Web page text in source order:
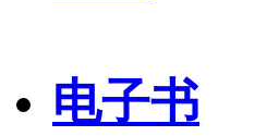
电子书